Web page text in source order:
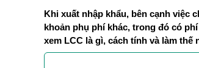
Khi xuất nhập khẩu, bên cạnh việc
khoản phụ phí khác, trong đó có
xem LCC là gì, cách tính và làm